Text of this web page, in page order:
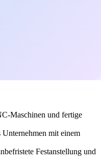
Maschinen und fertige
Unternehmen mit einem
Festanstellung und